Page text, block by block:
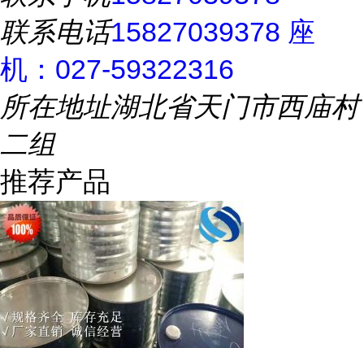
联系电话15827039378 座
机：027-59322316
所在地址湖北省天门市西庙村
二组
推荐产品